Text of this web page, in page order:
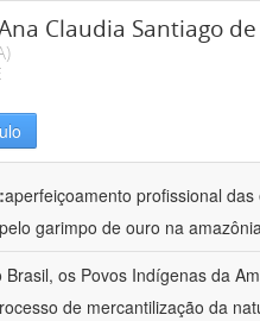
Claudia Santiago
aperfeiçoamento profissional
garimpo de ouro na
Brasil, os Povos Indígenas da
de mercantilização da